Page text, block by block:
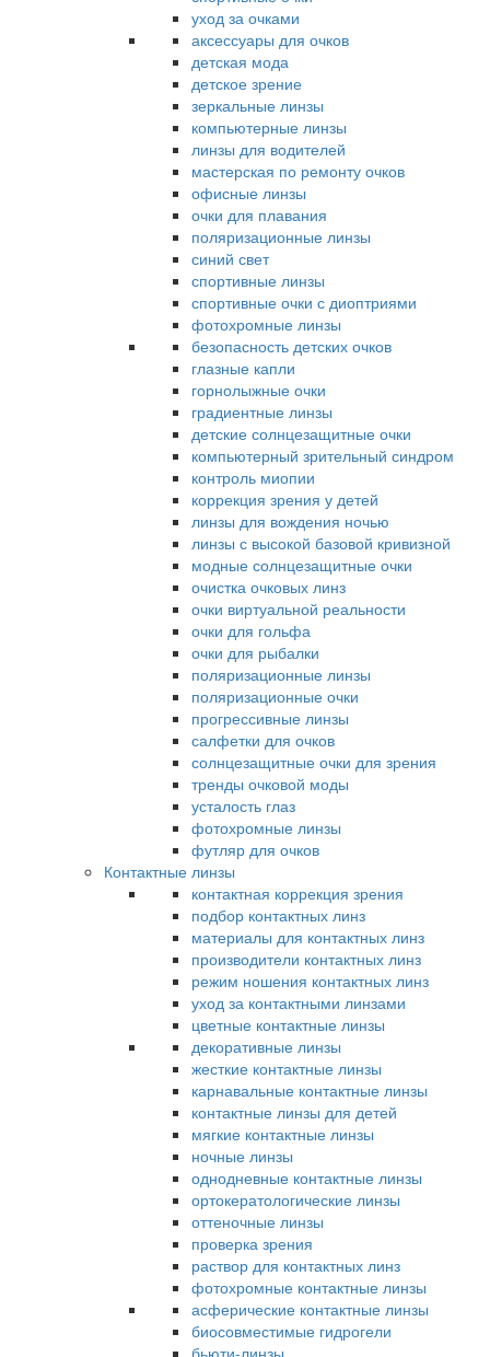
уход за очками
аксессуары для очков
детская мода
детское зрение
зеркальные линзы
компьютерные линзы
линзы для водителей
мастерская по ремонту очков
офисные линзы
очки для плавания
поляризационные линзы
синий свет
спортивные линзы
спортивные очки с диоптриями
фотохромные линзы
безопасность детских очков
глазные капли
горнолыжные очки
градиентные линзы
детские солнцезащитные очки
компьютерный зрительный синдром
контроль миопии
коррекция зрения у детей
линзы для вождения ночью
линзы с высокой базовой кривизной
модные солнцезащитные очки
очистка очковых линз
очки виртуальной реальности
очки для гольфа
очки для рыбалки
поляризационные линзы
поляризационные очки
прогрессивные линзы
салфетки для очков
солнцезащитные очки для зрения
тренды очковой моды
усталость глаз
фотохромные линзы
футляр для очков
Контактные линзы
контактная коррекция зрения
подбор контактных линз
материалы для контактных линз
производители контактных линз
режим ношения контактных линз
уход за контактными линзами
цветные контактные линзы
декоративные линзы
жесткие контактные линзы
карнавальные контактные линзы
контактные линзы для детей
мягкие контактные линзы
ночные линзы
однодневные контактные линзы
ортокератологические линзы
оттеночные линзы
проверка зрения
раствор для контактных линз
фотохромные контактные линзы
асферические контактные линзы
биосовместимые гидрогели